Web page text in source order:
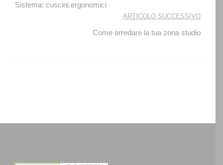
articoli
Sistema: cuscini ergonomici
ARTICOLO SUCCESSIVO
Come arredare la tua zona studio